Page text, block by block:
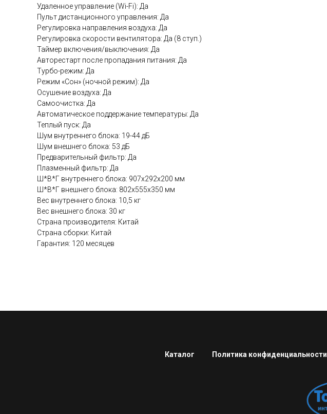
Удаленное управление (Wi-Fi): Да
Пульт дистанционного управления: Да
Регулировка направления воздуха: Да
Регулировка скорости вентилятора: Да (8 ступ.)
Таймер включения/выключения: Да
Авторестарт после пропадания питания: Да
Турбо-режим: Да
Режим «Сон» (ночной режим): Да
Осушение воздуха: Да
Самоочистка: Да
Автоматическое поддержание температуры: Да
Теплый пуск: Да
Шум внутреннего блока: 19-44 дБ
Шум внешнего блока: 53 дБ
Предварительный фильтр: Да
Плазменный фильтр: Да
Ш*В*Г внутреннего блока: 907х292x200 мм
Ш*В*Г внешнего блока: 802х555х350 мм
Вес внутреннего блока: 10,5 кг
Вес внешнего блока: 30 кг
Страна производителя: Китай
Страна сборки: Китай
Гарантия: 120 месяцев
Каталог Политика конфиденциальности